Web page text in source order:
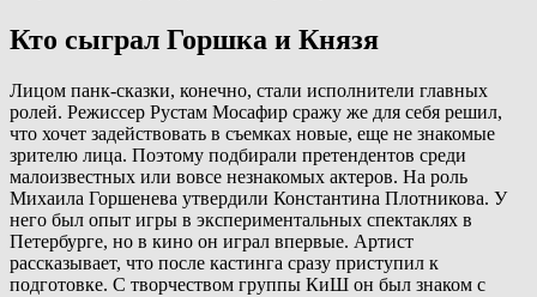
Кто сыграл Горшка и Князя
Лицом панк-сказки, конечно, стали исполнители главных
ролей. Режиссер Рустам Мосафир сражу же для себя решил,
что хочет задействовать в съемках новые, еще не знакомые
зрителю лица. Поэтому подбирали претендентов среди
малоизвестных или вовсе незнакомых актеров. На роль
Михаила Горшенева утвердили Константина Плотникова. У
него был опыт игры в экспериментальных спектаклях в
Петербурге, но в кино он играл впервые. Артист
рассказывает, что после кастинга сразу приступил к
подготовке. С творчеством группы КиШ он был знаком с